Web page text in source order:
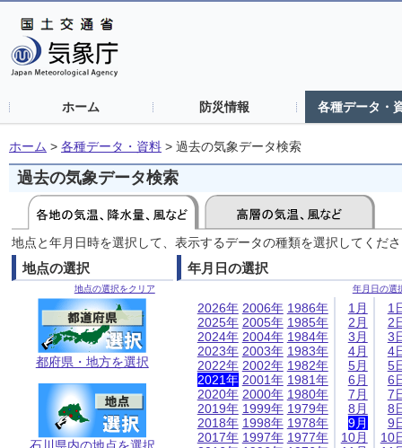
ホーム 防災情報 各種データ・
ホーム > 各種データ・資料 > 過去の気象データ検索
過去の気象データ検索
地点と年月日時を選択して、表示するデータの種類を選択してくだ
地点の選択
地点の選択をクリア
都府県・地方を選択
年月日の選択
年月日の選
2026年
2025年
2024年
2023年
2022年
2021年
2020年
2019年
2018年
2017年
2006年
2005年
2004年
2003年
2002年
2001年
2000年
1999年
1998年
1997年
1986年
1985年
1984年
1983年
1982年
1981年
1980年
1979年
1978年
1977年
1月
2月
3月
4月
5月
6月
7月
8月
9月
10月
1
2
3
4
5
6
7
8
9
10